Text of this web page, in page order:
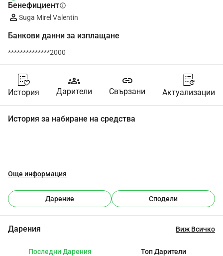
Бенефициентinfo
Suga Mirel Valentin
Банкови данни за изплащане
**************2000
История
groups
Дарители
link
Свързани Актуализации
История за набиране на средства
Още информация
Дарение Сподели
Дарения Виж Всичко
Последни Дарения Топ Дарители